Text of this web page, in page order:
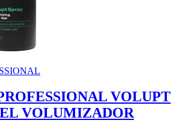
VOLUPT
VOLUMIZADOR